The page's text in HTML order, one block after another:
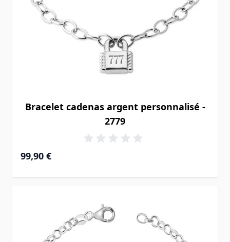
Bracelet cadenas argent personnalisé -
2779
99,90 €